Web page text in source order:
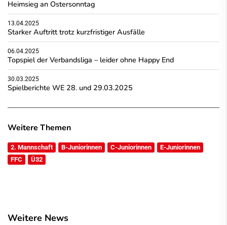
Heimsieg an Ostersonntag
13.04.2025
Starker Auftritt trotz kurzfristiger Ausfälle
06.04.2025
Topspiel der Verbandsliga – leider ohne Happy End
30.03.2025
Spielberichte WE 28. und 29.03.2025
Weitere Themen
2. Mannschaft B-Juniorinnen C-Juniorinnen
E-Juniorinnen
FFC
Ü32
Weitere News